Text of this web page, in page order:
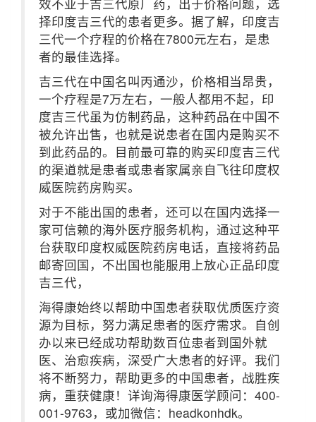
择印度吉三代的患者更多。据了解，印度吉
三代一个疗程的价格在7800元左右，是患
者的最佳选择。
吉三代在中国名叫丙通沙，价格相当昂贵，
一个疗程是7万左右，一般人都用不起，印
度吉三代虽为仿制药品，这种药品在中国不
被允许出售，也就是说患者在国内是购买不
到此药品的。目前最可靠的购买印度吉三代
的渠道就是患者或患者家属亲自飞往印度权
威医院药房购买。
对于不能出国的患者，还可以在国内选择一
家可信赖的海外医疗服务机构，通过这种平
台获取印度权威医院药房电话，直接将药品
邮寄回国，不出国也能服用上放心正品印度
吉三代，
海得康始终以帮助中国患者获取优质医疗资
源为目标，努力满足患者的医疗需求。自创
办以来已经成功帮助数百位患者到国外就
医、治愈疾病，深受广大患者的好评。我们
将不断努力，帮助更多的中国患者，战胜疾
病，重获健康！详询海得康医学顾问：400-
001-9763，或加微信：headkonhdk。